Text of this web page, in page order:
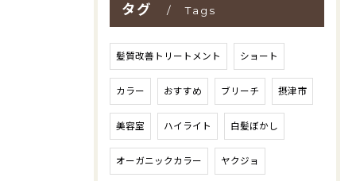
タグ Tags
髪質改善トリートメント ショート
カラー おすすめ ブリーチ 摂津市
美容室 ハイライト 白髪ぼかし
オーガニックカラー ヤクジョ